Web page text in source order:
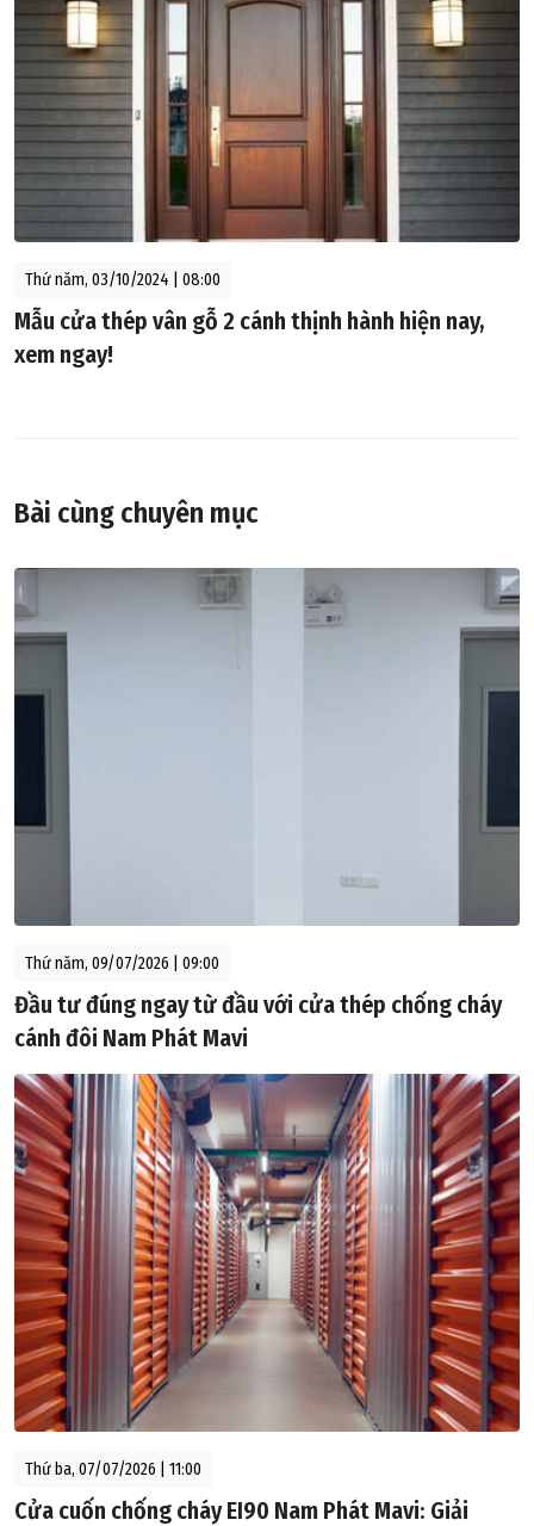
Thứ năm, 03/10/2024 | 08:00
Mẫu cửa thép vân gỗ 2 cánh thịnh hành hiện nay,
xem ngay!
Bài cùng chuyên mục
Thứ năm, 09/07/2026 | 09:00
Đầu tư đúng ngay từ đầu với cửa thép chống cháy
cánh đôi Nam Phát Mavi
Thứ ba, 07/07/2026 | 11:00
Cửa cuốn chống cháy EI90 Nam Phát Mavi: Giải